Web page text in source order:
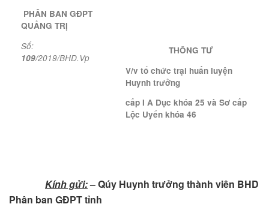
PHÂN BAN GĐPT
QUẢNG TRỊ
Số:
109/2019/BHD.Vp
THÔNG TƯ
V/v tổ chức trại huấn luyện
Huynh trưởng
cấp I A Dục khóa 25 và Sơ cấp
Lộc Uyển khóa 46
Kính gửi:– Qúy Huynh trưởng thành viên BHD
Phân ban GĐPT tỉnh